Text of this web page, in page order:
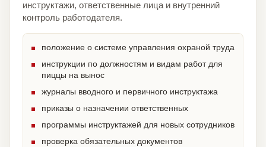
инструктажи, ответственные лица и внутренний
контроль работодателя.
положение о системе управления охраной труда
инструкции по должностям и видам работ для
пиццы на вынос
журналы вводного и первичного инструктажа
приказы о назначении ответственных
программы инструктажей для новых сотрудников
проверка обязательных документов